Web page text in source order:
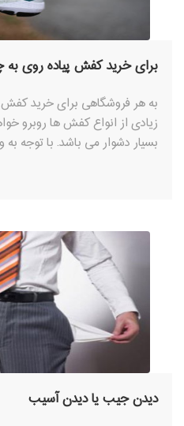
برای خرید کفش پیاده روی به
به هر فروشگاهی برای خرید کفش
زیادی از انواع کفش ها روبرو
بسیار دشوار می باشد. با توجه
کفش های مخصوص آن رشته
شرایط، بهترین ویژگی ها را
دیدن جیب یا دیدن آسیب